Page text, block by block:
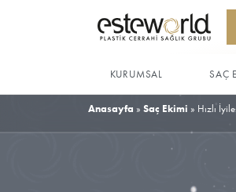
KURUMSAL
Anasayfa»Saç Ekimi